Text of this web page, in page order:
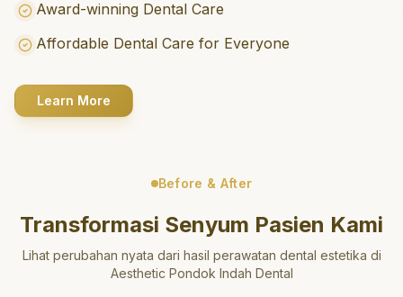
Award-winning Dental Care
Affordable Dental Care for Everyone
Learn More
Before & After
Transformasi Senyum Pasien Kami
Lihat perubahan nyata dari hasil perawatan dental estetika di
Aesthetic Pondok Indah Dental